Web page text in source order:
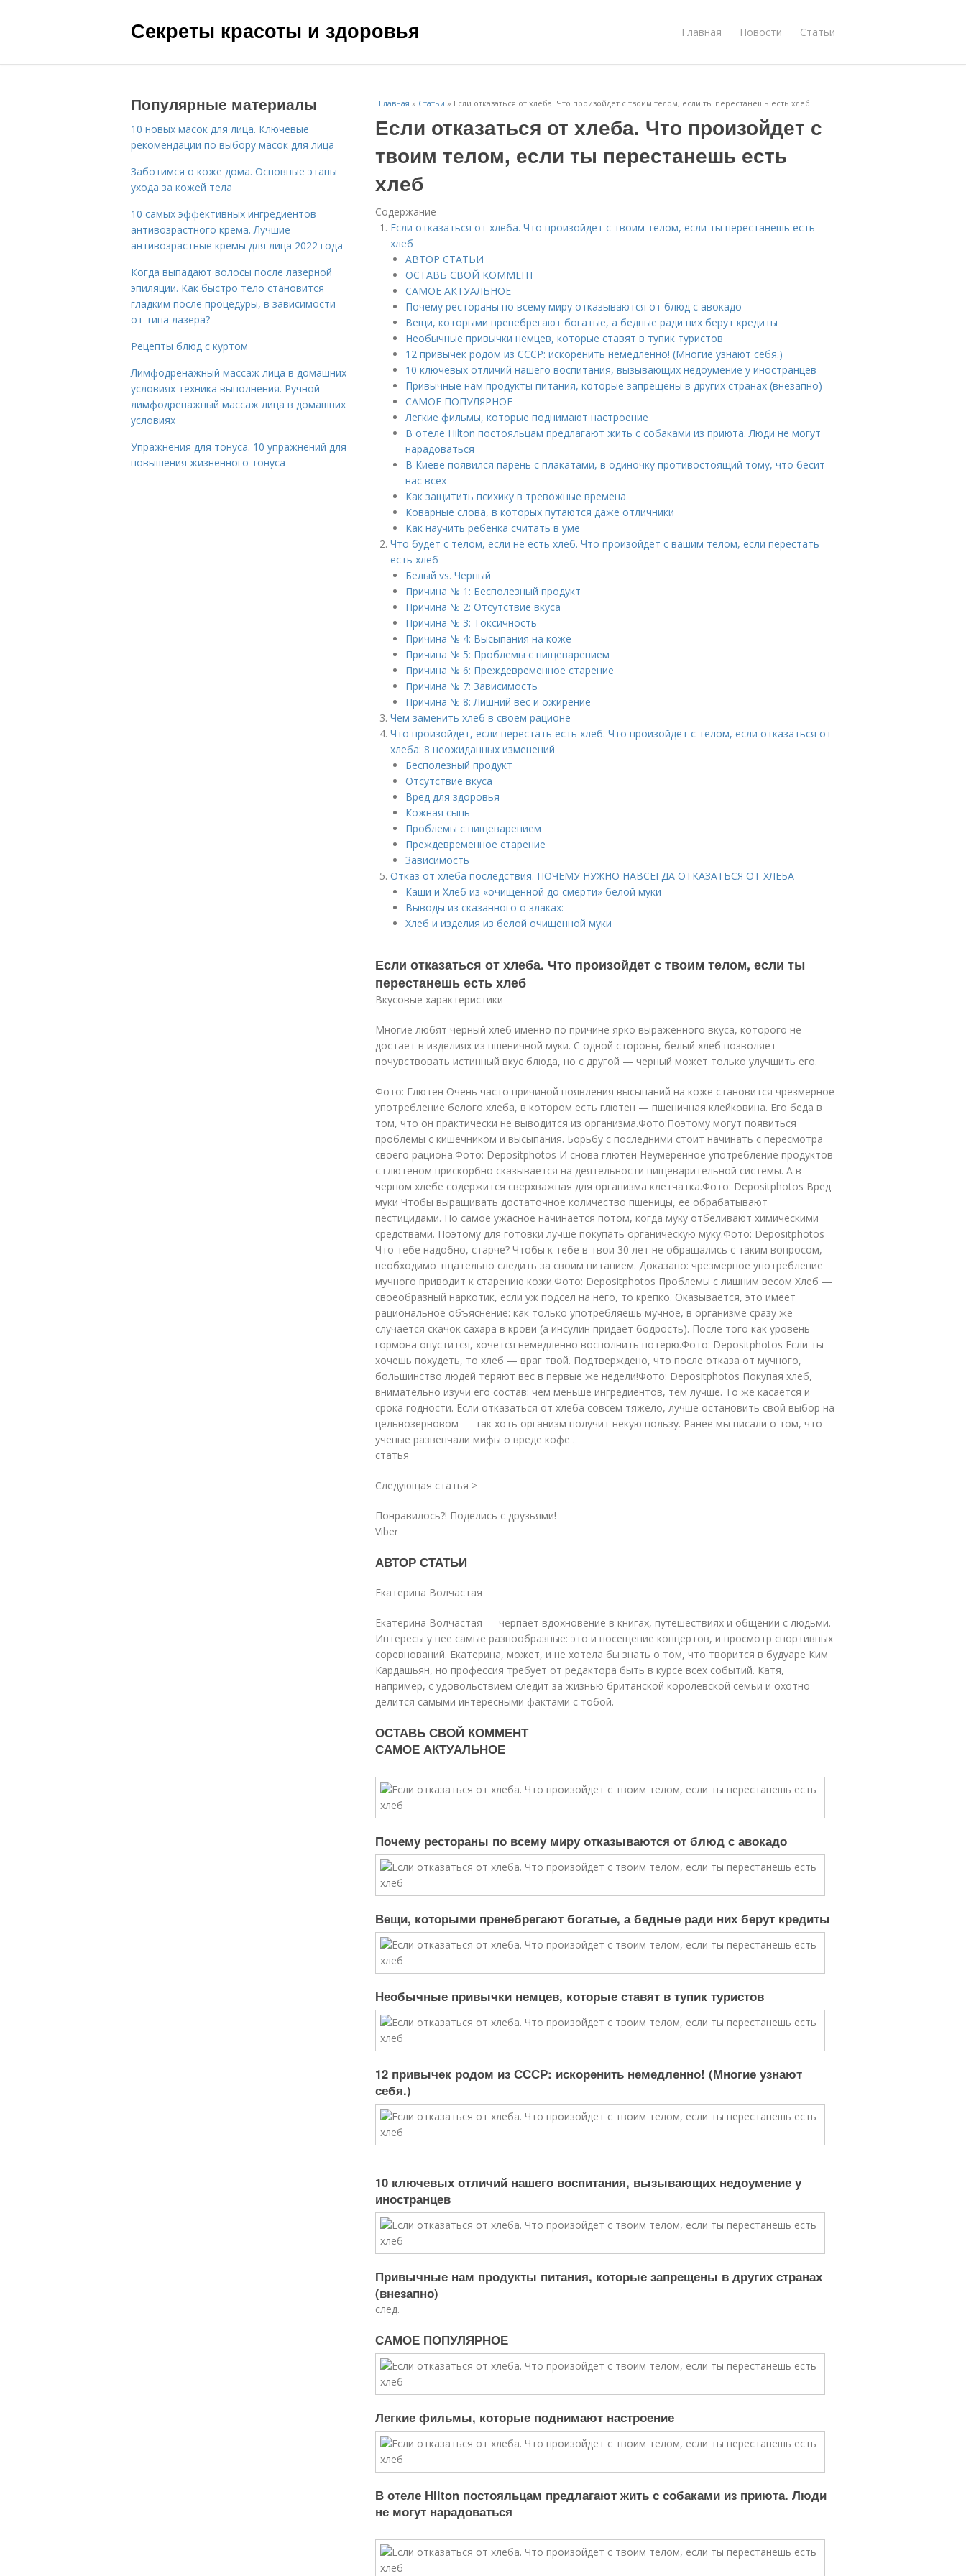
Секреты красоты и здоровья Главная Новости Статьи
Главная » Статьи » Если отказаться от хлеба. Что произойдет с твоим телом, если ты перестанешь есть хлеб
Если отказаться от хлеба. Что произойдет с
твоим телом, если ты перестанешь есть
хлеб
Содержание
Если отказаться от хлеба. Что произойдет с твоим телом, если ты перестанешь есть
хлеб
АВТОР СТАТЬИ
ОСТАВЬ СВОЙ КОММЕНТ
САМОЕ АКТУАЛЬНОЕ
Почему рестораны по всему миру отказываются от блюд с авокадо
Вещи, которыми пренебрегают богатые, а бедные ради них берут кредиты
Необычные привычки немцев, которые ставят в тупик туристов
12 привычек родом из СССР: искоренить немедленно! (Многие узнают себя.)
10 ключевых отличий нашего воспитания, вызывающих недоумение у иностранцев
Привычные нам продукты питания, которые запрещены в других странах (внезапно)
САМОЕ ПОПУЛЯРНОЕ
Легкие фильмы, которые поднимают настроение
В отеле Hilton постояльцам предлагают жить с собаками из приюта. Люди не могут
нарадоваться
В Киеве появился парень с плакатами, в одиночку противостоящий тому, что бесит
нас всех
Как защитить психику в тревожные времена
Коварные слова, в которых путаются даже отличники
Как научить ребенка считать в уме
Что будет с телом, если не есть хлеб. Что произойдет с вашим телом, если перестать
есть хлеб
Белый vs. Черный
Причина № 1: Бесполезный продукт
Причина № 2: Отсутствие вкуса
Причина № 3: Токсичность
Причина № 4: Высыпания на коже
Причина № 5: Проблемы с пищеварением
Причина № 6: Преждевременное старение
Причина № 7: Зависимость
Причина № 8: Лишний вес и ожирение
Чем заменить хлеб в своем рационе
Что произойдет, если перестать есть хлеб. Что произойдет с телом, если отказаться от
хлеба: 8 неожиданных изменений
Бесполезный продукт
Отсутствие вкуса
Вред для здоровья
Кожная сыпь
Проблемы с пищеварением
Преждевременное старение
Зависимость
Отказ от хлеба последствия. ПОЧЕМУ НУЖНО НАВСЕГДА ОТКАЗАТЬСЯ ОТ ХЛЕБА
Каши и Хлеб из «очищенной до смерти» белой муки
Выводы из сказанного о злаках:
Хлеб и изделия из белой очищенной муки
Если отказаться от хлеба. Что произойдет с твоим телом, если ты
перестанешь есть хлеб
Вкусовые характеристики
Многие любят черный хлеб именно по причине ярко выраженного вкуса, которого не
достает в изделиях из пшеничной муки. С одной стороны, белый хлеб позволяет
почувствовать истинный вкус блюда, но с другой — черный может только улучшить его.
Фото: Глютен Очень часто причиной появления высыпаний на коже становится чрезмерное
употребление белого хлеба, в котором есть глютен — пшеничная клейковина. Его беда в
том, что он практически не выводится из организма.Фото:Поэтому могут появиться
проблемы с кишечником и высыпания. Борьбу с последними стоит начинать с пересмотра
своего рациона.Фото: Depositphotos И снова глютен Неумеренное употребление продуктов
с глютеном прискорбно сказывается на деятельности пищеварительной системы. А в
черном хлебе содержится сверхважная для организма клетчатка.Фото: Depositphotos Вред
муки Чтобы выращивать достаточное количество пшеницы, ее обрабатывают
пестицидами. Но самое ужасное начинается потом, когда муку отбеливают химическими
средствами. Поэтому для готовки лучше покупать органическую муку.Фото: Depositphotos
Что тебе надобно, старче? Чтобы к тебе в твои 30 лет не обращались с таким вопросом,
необходимо тщательно следить за своим питанием. Доказано: чрезмерное употребление
мучного приводит к старению кожи.Фото: Depositphotos Проблемы с лишним весом Хлеб —
своеобразный наркотик, если уж подсел на него, то крепко. Оказывается, это имеет
рациональное объяснение: как только употребляешь мучное, в организме сразу же
случается скачок сахара в крови (а инсулин придает бодрость). После того как уровень
гормона опустится, хочется немедленно восполнить потерю.Фото: Depositphotos Если ты
хочешь похудеть, то хлеб — враг твой. Подтверждено, что после отказа от мучного,
большинство людей теряют вес в первые же недели!Фото: Depositphotos Покупая хлеб,
внимательно изучи его состав: чем меньше ингредиентов, тем лучше. То же касается и
срока годности. Если отказаться от хлеба совсем тяжело, лучше остановить свой выбор на
цельнозерновом — так хоть организм получит некую пользу. Ранее мы писали о том, что
ученые развенчали мифы о вреде кофе .
статья
Следующая статья >
Понравилось?! Поделись с друзьями!
Viber
АВТОР СТАТЬИ
Екатерина Волчастая
Екатерина Волчастая — черпает вдохновение в книгах, путешествиях и общении с людьми.
Интересы у нее самые разнообразные: это и посещение концертов, и просмотр спортивных
соревнований. Екатерина, может, и не хотела бы знать о том, что творится в будуаре Ким
Кардашьян, но профессия требует от редактора быть в курсе всех событий. Катя,
например, с удовольствием следит за жизнью британской королевской семьи и охотно
делится самыми интересными фактами с тобой.
ОСТАВЬ СВОЙ КОММЕНТ
САМОЕ АКТУАЛЬНОЕ
Почему рестораны по всему миру отказываются от блюд с авокадо
Вещи, которыми пренебрегают богатые, а бедные ради них берут кредиты
Необычные привычки немцев, которые ставят в тупик туристов
12 привычек родом из СССР: искоренить немедленно! (Многие узнают
себя.)
10 ключевых отличий нашего воспитания, вызывающих недоумение у
иностранцев
Привычные нам продукты питания, которые запрещены в других странах
(внезапно)
cлед.
САМОЕ ПОПУЛЯРНОЕ
Легкие фильмы, которые поднимают настроение
В отеле Hilton постояльцам предлагают жить с собаками из приюта. Люди
не могут нарадоваться
Популярные материалы
10 новых масок для лица. Ключевые
рекомендации по выбору масок для лица
Заботимся о коже дома. Основные этапы
ухода за кожей тела
10 самых эффективных ингредиентов
антивозрастного крема. Лучшие
антивозрастные кремы для лица 2022 года
Когда выпадают волосы после лазерной
эпиляции. Как быстро тело становится
гладким после процедуры, в зависимости
от типа лазера?
Рецепты блюд с куртом
Лимфодренажный массаж лица в домашних
условиях техника выполнения. Ручной
лимфодренажный массаж лица в домашних
условиях
Упражнения для тонуса. 10 упражнений для
повышения жизненного тонуса